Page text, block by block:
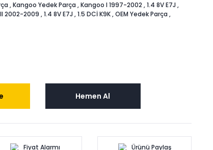
,Kangoo Yedek Parça ,Kangoo I 1997-2002 ,1.4 8V E7J,
2002-2009 ,1.4 8V E7J,1.5 DCİ K9K,OEM Yedek Parça ,
Hemen Al
Fiyat Alarmı Ürünü Paylaş